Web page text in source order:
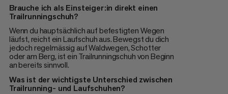
Brauche ich als Einsteiger:in direkt einen
Trailrunningschuh?
Wenn du hauptsächlich auf befestigten Wegen
läufst, reicht ein Laufschuh aus. Bewegst du dich
jedoch regelmässig auf Waldwegen, Schotter
oder am Berg, ist ein Trailrunningschuh von Beginn
an bereits sinnvoll.
Was ist der wichtigste Unterschied zwischen
Trailrunning- und Laufschuhen?